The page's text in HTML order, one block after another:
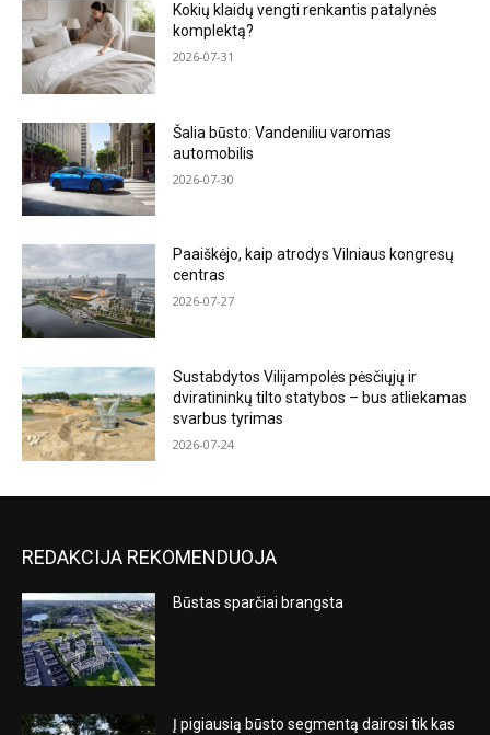
Kokių klaidų vengti renkantis patalynės
komplektą?
2026-07-31
Šalia būsto: Vandeniliu varomas
automobilis
2026-07-30
Paaiškėjo, kaip atrodys Vilniaus kongresų
centras
2026-07-27
Sustabdytos Vilijampolės pėsčiųjų ir
dviratininkų tilto statybos – bus atliekamas
svarbus tyrimas
2026-07-24
REDAKCIJA REKOMENDUOJA
Būstas sparčiai brangsta
Į pigiausią būsto segmentą dairosi tik kas